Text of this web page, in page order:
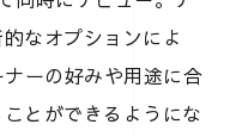
なオプションによ
ーの好みや用途に合
とができるようにな